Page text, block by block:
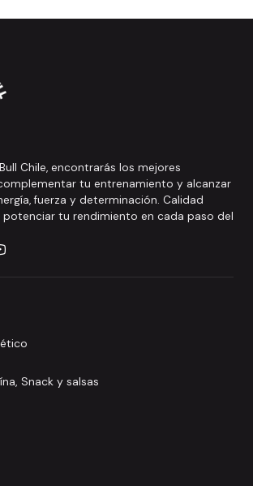
Chile, encontrarás los mejores
tu entrenamiento y alcanzar
fuerza y determinación. Calidad
potenciar tu rendimiento en cada paso del
Snack y salsas